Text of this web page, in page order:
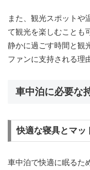
また、観光スポットや
て観光を楽しむことも
静かに過ごす時間と観
ファンに支持される理
車中泊に必要な
快適な寝具とマッ
車中泊で快適に眠るた